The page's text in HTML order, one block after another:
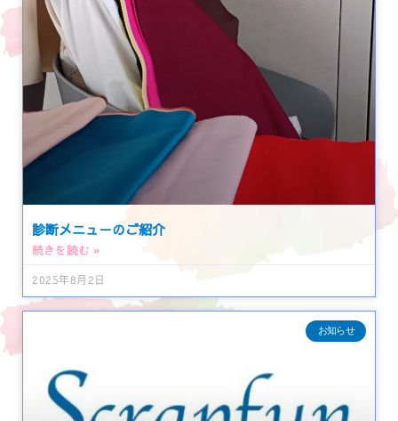
診断メニューのご紹介
続きを読む »
2025年8月2日
お知らせ